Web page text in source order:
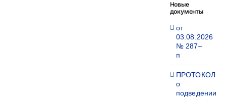
Новые
документы
от
03.08.2026
№ 287–
п
ПРОТОКОЛ
о
подведении